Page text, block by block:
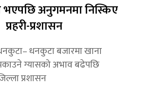
अनुगमनमा निस्किए
प्रहरी-प्रशासन
धनकुटा बजारमा खाना
ग्यासको अभाव बढेपछि
प्रशासन